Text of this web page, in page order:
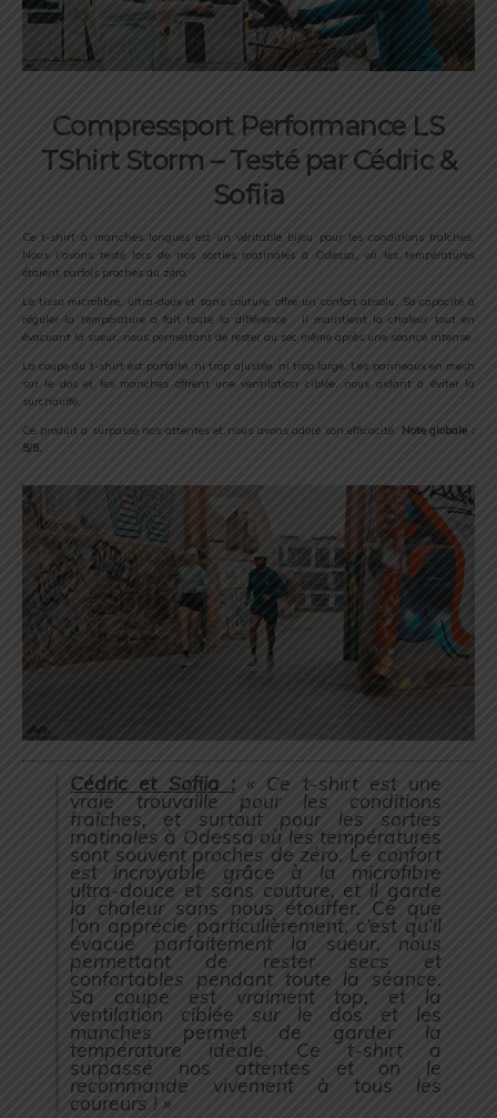
Compressport Performance LS
TShirt Storm – Testé par Cédric &
Sofiia
Ce t-shirt à manches longues est un véritable bijou pour les conditions fraîches.
Nous l’avons testé lors de nos sorties matinales à Odessa, où les températures
étaient parfois proches du zéro.
Le tissu microfibre, ultra-doux et sans couture, offre un confort absolu. Sa capacité à
réguler la température a fait toute la différence : il maintient la chaleur tout en
évacuant la sueur, nous permettant de rester au sec même après une séance intense.
La coupe du t-shirt est parfaite, ni trop ajustée, ni trop large. Les panneaux en mesh
sur le dos et les manches offrent une ventilation ciblée, nous aidant à éviter la
surchauffe.
Ce produit a surpassé nos attentes et nous avons adoré son efficacité. Note globale :
5/5.
Cédric et Sofiia :« Ce t-shirt est une
vraie trouvaille pour les conditions
fraîches, et surtout pour les sorties
matinales à Odessa où les températures
sont souvent proches de zéro. Le confort
est incroyable grâce à la microfibre
ultra-douce et sans couture, et il garde
la chaleur sans nous étouffer. Ce que
l’on apprécie particulièrement, c’est qu’il
évacue parfaitement la sueur, nous
permettant de rester secs et
confortables pendant toute la séance.
Sa coupe est vraiment top, et la
ventilation ciblée sur le dos et les
manches permet de garder la
température idéale. Ce t-shirt a
surpassé nos attentes et on le
recommande vivement à tous les
coureurs ! »